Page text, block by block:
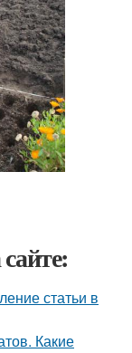
статьи в
Какие